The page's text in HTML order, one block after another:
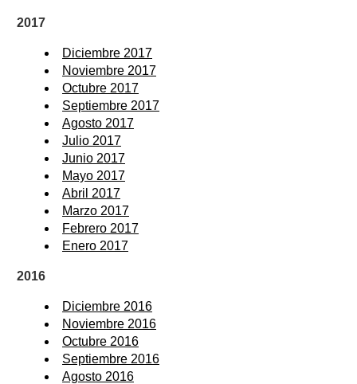
2017
Diciembre 2017
Noviembre 2017
Octubre 2017
Septiembre 2017
Agosto 2017
Julio 2017
Junio 2017
Mayo 2017
Abril 2017
Marzo 2017
Febrero 2017
Enero 2017
2016
Diciembre 2016
Noviembre 2016
Octubre 2016
Septiembre 2016
Agosto 2016